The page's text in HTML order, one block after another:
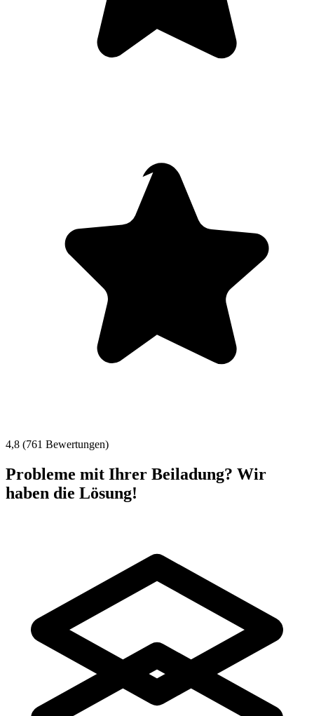
4,8 (761 Bewertungen)
Probleme mit Ihrer Beiladung? Wir
haben die Lösung!